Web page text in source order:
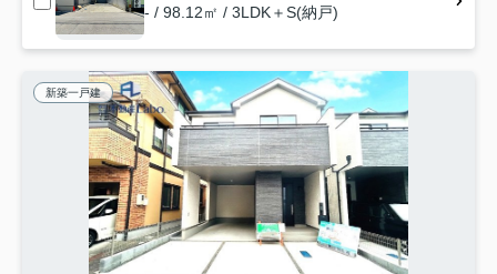
- / 98.12㎡ / 3LDK＋S(納戸)
新築一戸建